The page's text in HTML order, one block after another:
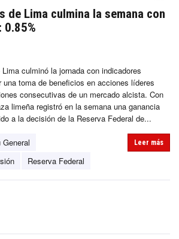
de Lima culmina la semana con
0.85%
culminó la jornada con indicadores
una toma de beneficios en acciones líderes
consecutivas de un mercado alcista. Con
limeña registró en la semana una ganancia
a la decisión de la Reserva Federal de...
Reserva Federal
Leer más